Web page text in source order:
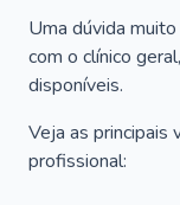
Uma dúvida
com o clínico
disponíveis.
Veja as principais
profissional: